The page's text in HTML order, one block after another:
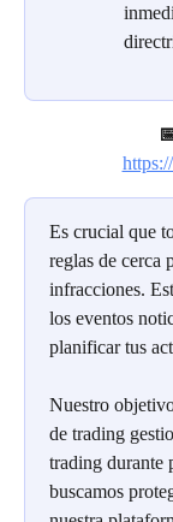
Es crucial que
reglas de cerca
infracciones.
los eventos
planificar tus
Nuestro
de trading
trading durante
buscamos